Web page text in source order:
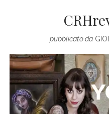
pubblicato da